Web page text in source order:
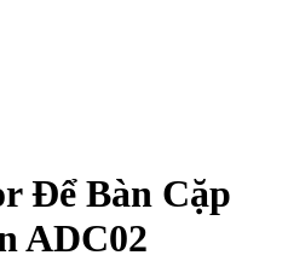
Để Bàn Cặp
ADC02